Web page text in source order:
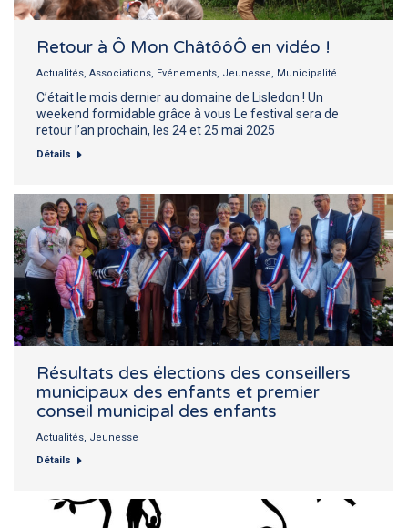
Retour à Ô Mon ChâtôôÔ en vidéo !
Actualités, Associations, Evénements, Jeunesse, Municipalité
C’était le mois dernier au domaine de Lisledon ! Un
weekend formidable grâce à vous Le festival sera de
retour l’an prochain, les 24 et 25 mai 2025
Détails
Résultats des élections des conseillers
municipaux des enfants et premier
conseil municipal des enfants
Actualités, Jeunesse
Détails